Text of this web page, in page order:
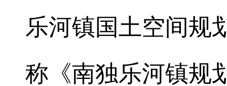
乐河镇国土空间规
称《南独乐河镇规